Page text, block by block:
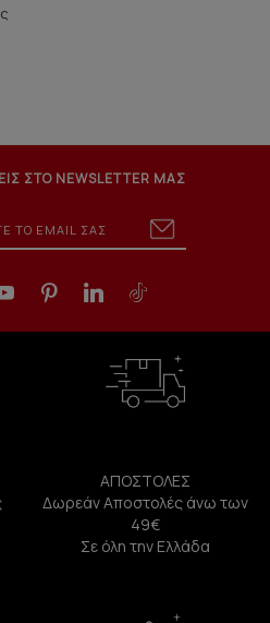
ΣΤΟ NEWSLETTER ΜΑΣ
ΑΠΟΣΤΟΛΕΣ
Δωρεάν Αποστολές άνω των
49€
Σε όλη την Ελλάδα